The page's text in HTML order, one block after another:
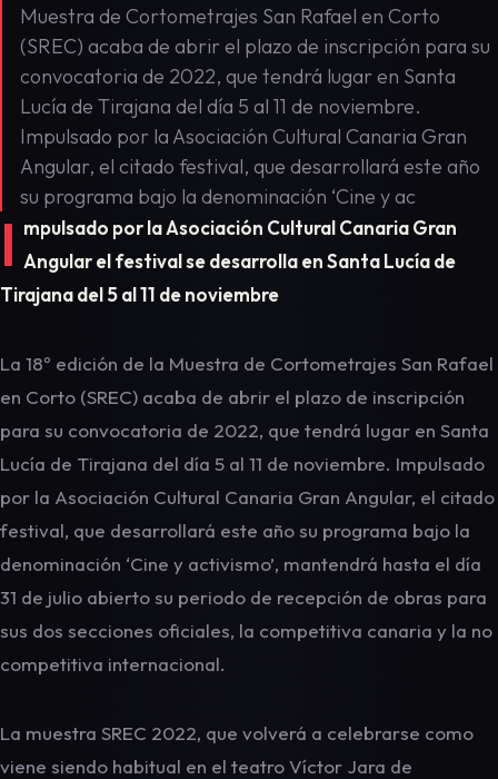
Muestra de Cortometrajes San Rafael en Corto
(SREC) acaba de abrir el plazo de inscripción para su
convocatoria de 2022, que tendrá lugar en Santa
Lucía de Tirajana del día 5 al 11 de noviembre.
Impulsado por la Asociación Cultural Canaria Gran
Angular, el citado festival, que desarrollará este año
su programa bajo la denominación ‘Cine y ac
I mpulsado por la Asociación Cultural Canaria Gran
Angular el festival se desarrolla en Santa Lucía de
Tirajana del 5 al 11 de noviembre
La 18º edición de la Muestra de Cortometrajes San Rafael
en Corto (SREC) acaba de abrir el plazo de inscripción
para su convocatoria de 2022, que tendrá lugar en Santa
Lucía de Tirajana del día 5 al 11 de noviembre. Impulsado
por la Asociación Cultural Canaria Gran Angular, el citado
festival, que desarrollará este año su programa bajo la
denominación ‘Cine y activismo’, mantendrá hasta el día
31 de julio abierto su periodo de recepción de obras para
sus dos secciones oficiales, la competitiva canaria y la no
competitiva internacional.
La muestra SREC 2022, que volverá a celebrarse como
viene siendo habitual en el teatro Víctor Jara de